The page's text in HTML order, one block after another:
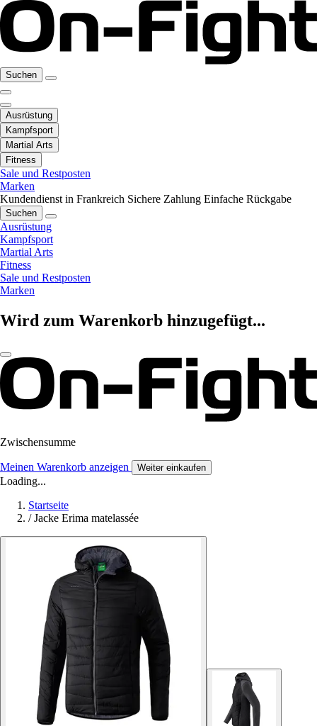
Suchen
Ausrüstung
Kampfsport
Martial Arts
Fitness
Sale und Restposten
Marken
Kundendienst in Frankreich Sichere Zahlung Einfache Rückgabe
Suchen
Ausrüstung
Kampfsport
Martial Arts
Fitness
Sale und Restposten
Marken
Wird zum Warenkorb hinzugefügt...
Zwischensumme
Meinen Warenkorb anzeigen Weiter einkaufen
Loading...
Startseite
/ Jacke Erima matelassée